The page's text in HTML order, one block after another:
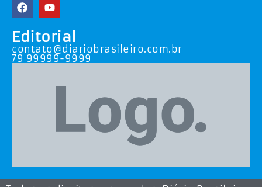
Editorial
contato@diariobrasileiro.com.br
79 99999-9999